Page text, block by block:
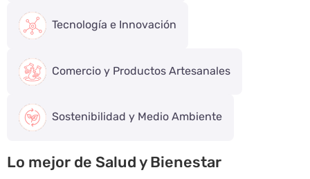
Tecnología e Innovación
Comercio y Productos Artesanales
Sostenibilidad y Medio Ambiente
Lo mejor de Salud y Bienestar